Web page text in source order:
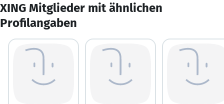
XING Mitglieder mit ähnlichen
Profilangaben